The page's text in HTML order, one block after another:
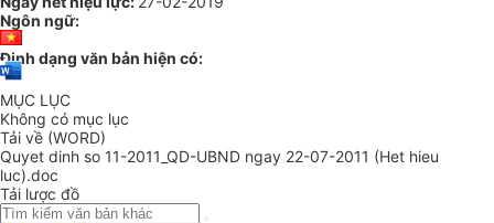
Ngôn ngữ:
Định dạng văn bản hiện có:
MỤC LỤC
Không có mục lục
Tải về (WORD)
Quyet dinh so 11-2011_QD-UBND ngay 22-07-2011 (Het hieu
luc).doc
Tải lược đồ